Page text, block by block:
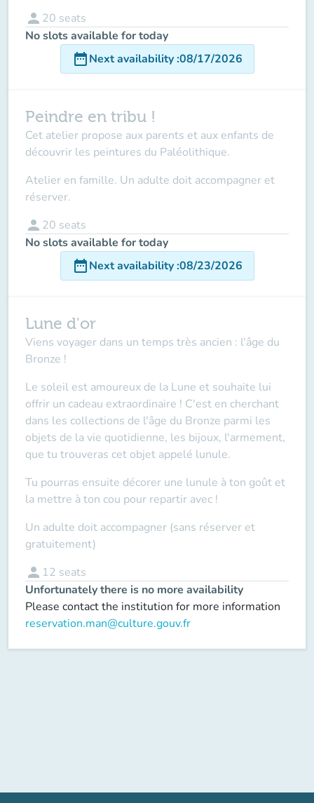
person 20 seats
No slots available for today
date_rangeNext availability:08/17/2026
Peindre en tribu !
Cet atelier propose aux parents et aux enfants de
découvrir les peintures du Paléolithique.
Atelier en famille. Un adulte doit accompagner et
réserver.
person 20 seats
No slots available for today
date_rangeNext availability:08/23/2026
Lune d'or
Viens voyager dans un temps très ancien : l'âge du
Bronze !
Le soleil est amoureux de la Lune et souhaite lui
offrir un cadeau extraordinaire ! C'est en cherchant
dans les collections de l'âge du Bronze parmi les
objets de la vie quotidienne, les bijoux, l'armement,
que tu trouveras cet objet appelé lunule.
Tu pourras ensuite décorer une lunule à ton goût et
la mettre à ton cou pour repartir avec !
Un adulte doit accompagner (sans réserver et
gratuitement)
person 12 seats
Unfortunately there is no more availability
Please contact the institution for more information
reservation.man@culture.gouv.fr